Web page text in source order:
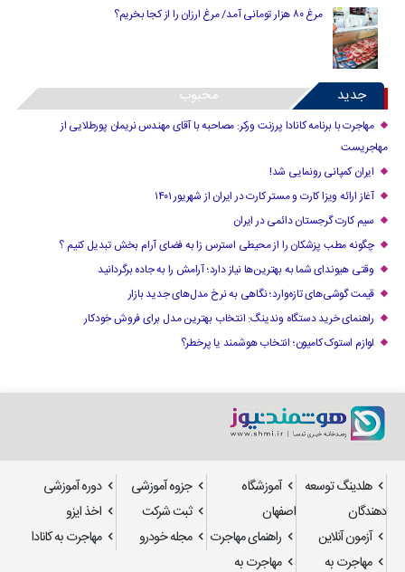
مرغ ۸۰ هزار تومانی آمد/ مرغ ارزان را از کجا بخریم؟
جدید محبوب
مهاجرت با برنامه کانادا پرزنت ورکر: مصاحبه با آقای مهندس نریمان پورطلایی از
مهاجریست
ایران کمپانی رونمایی شد!
آغاز ارائه ویزا کارت و مستر کارت در ایران از شهریور ۱۴۰۱
سیم کارت گرجستان دائمی در ایران
چگونه مطب پزشکان را از محیطی استرس زا به فضای آرام بخش تبدیل کنیم ؟
وقتی هیوندای شما به بهترین‌ها نیاز دارد؛ آرامش را به جاده برگردانید
قیمت گوشی‌های تازه‌وارد؛ نگاهی به نرخ مدل‌های جدید بازار
راهنمای خرید دستگاه وندینگ: انتخاب بهترین مدل برای فروش خودکار
لوازم استوک کامیون؛ انتخاب هوشمند یا پرخطر؟
هلدینگ توسعه
دهندگان
آموزشگاه
اصفهان
جزوه آموزشی
دوره آموزشی
ثبت شرکت
اخذ ایزو
آزمون آنلاین
راهنمای مهاجرت مجله خودرو
مهاجرت به کانادا
مهاجرت به
مهاجرت به